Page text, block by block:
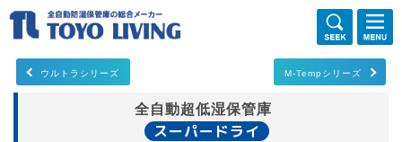
ウルトラシリーズ M-Tempシリーズ
全自動超低湿保管庫
スーパードライ